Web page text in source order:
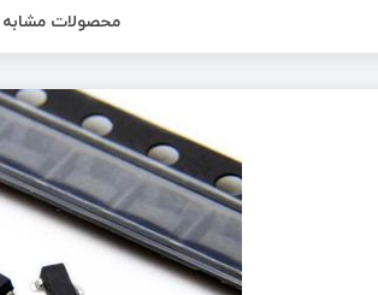
محصولات مشابه